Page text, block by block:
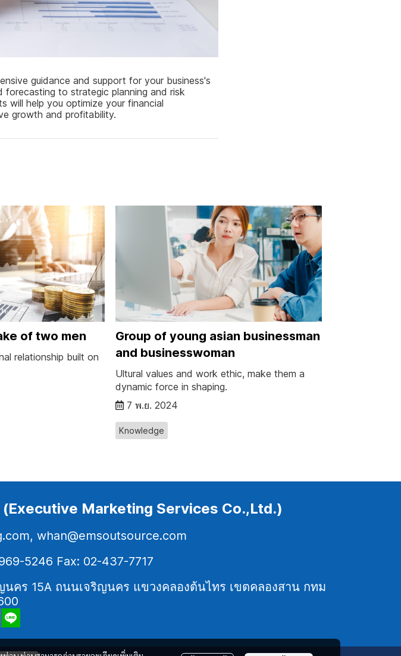
guidance and support for your business's
forecasting to strategic planning and risk
will help you optimize your financial
growth and profitability.
of two men
relationship built on
Group of young asian businessman
and businesswoman
Ultural values and work ethic, make them a
dynamic force in shaping.
7 พ.ย. 2024
Knowledge
(Executive Marketing Services Co.,Ltd.)
whan@emsoutsource.com
5246 Fax: 02-437-7717
คร 15A ถนนเจริญนคร แขวงคลองต้นไทร เขตคลองสาน กทม